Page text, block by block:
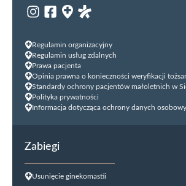
Regulamin organizacyjny
Regulamin usług zdalnych
Prawa pacjenta
Opinia prawna o konieczności weryfikacji
Standardy ochrony pacjentów małoletnich w
Polityka prywatności
Informacja dotycząca ochrony danych
Zabiegi
Usunięcie ginekomastii